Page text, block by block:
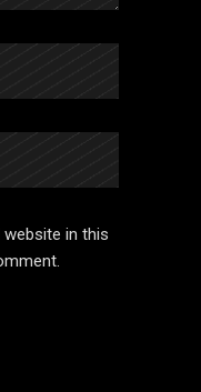
website in this